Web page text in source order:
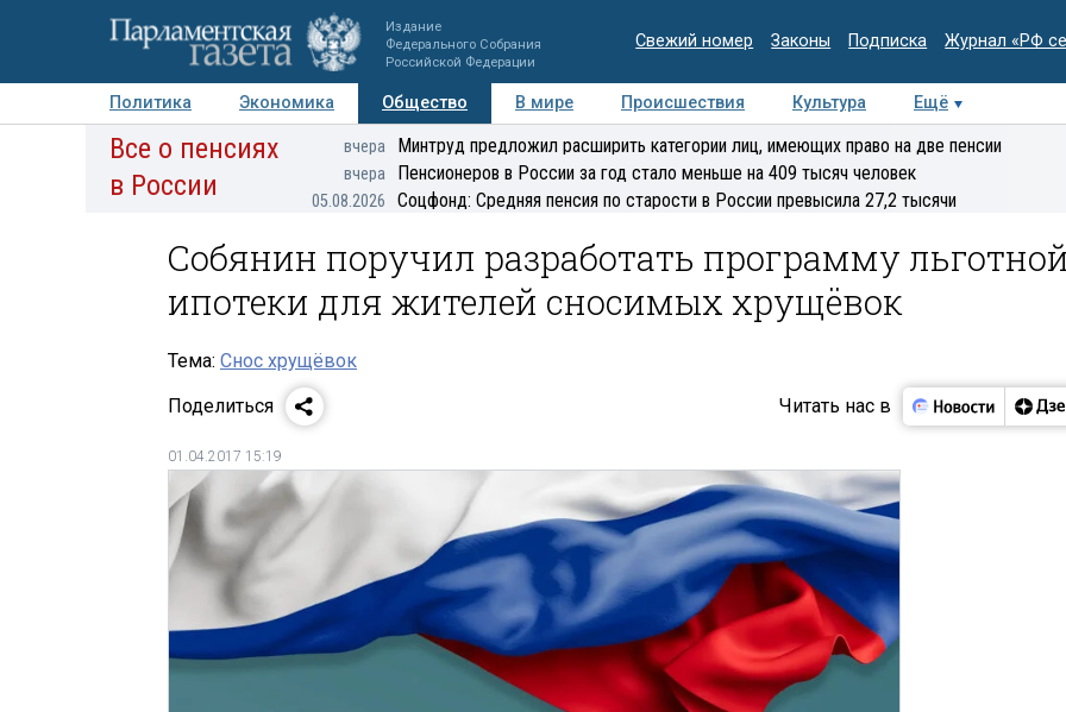
Издание
Федерального Собрания
Российской Федерации
Свежий номер Законы Подписка Журнал «РФ
Политика Экономика Общество В мире Происшествия Культура
Ещё
Авторы Персоны Мнения Регионы Медиацентр Интервью Колумнисты
Все о пенсиях
в России
вчера Минтруд предложил расширить категории лиц, имеющих право на две пенсии
вчера Пенсионеров в России за год стало меньше на 409 тысяч человек
05.08.2026 Соцфонд: Средняя пенсия по старости в России превысила 27,2 тысячи
Собянин поручил разработать программу
ипотеки для жителей сносимых хрущёвок
Тема: Снос хрущёвок
Поделиться
Читать нас в
01.04.2017 15:19